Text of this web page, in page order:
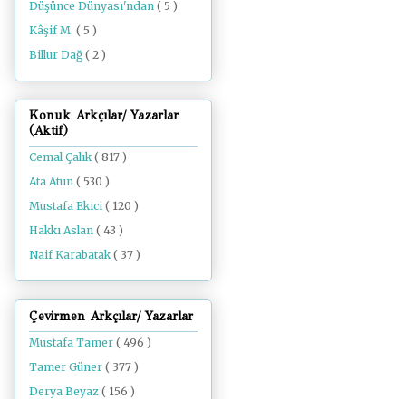
Düşünce Dünyası'ndan ( 5 )
Kâşif M. ( 5 )
Billur Dağ ( 2 )
Konuk Arkçılar/ Yazarlar
(Aktif)
Cemal Çalık( 817 )
Ata Atun ( 530 )
Mustafa Ekici ( 120 )
Hakkı Aslan ( 43 )
Naif Karabatak( 37 )
Çevirmen Arkçılar/ Yazarlar
Mustafa Tamer ( 496 )
Tamer Güner ( 377 )
Derya Beyaz ( 156 )